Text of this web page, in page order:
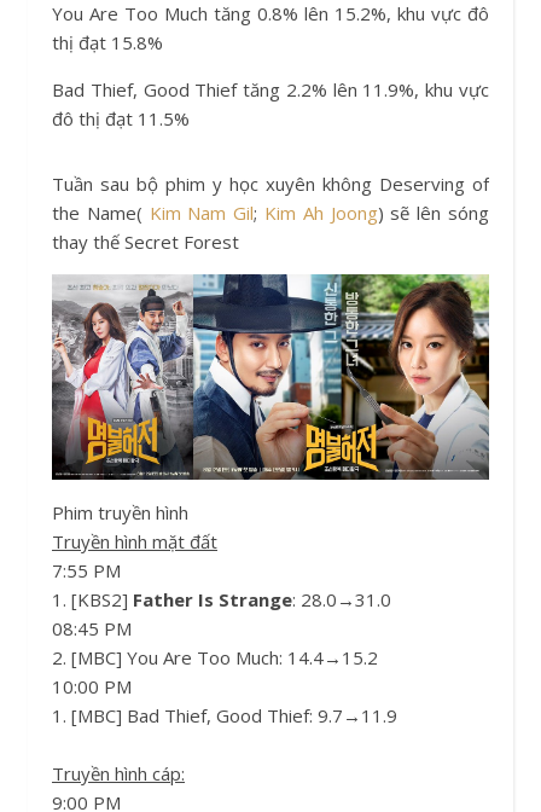
You Are Too Much tăng 0.8% lên 15.2%, khu vực đô
thị đạt 15.8%
Bad Thief, Good Thief tăng 2.2% lên 11.9%, khu vực
đô thị đạt 11.5%
Tuần sau bộ phim y học xuyên không Deserving of
the Name( Kim Nam Gil; Kim Ah Joong) sẽ lên sóng
thay thế Secret Forest
Phim truyền hình
Truyền hình mặt đất
7:55 PM
1. [KBS2] Father Is Strange: 28.0→31.0
08:45 PM
2. [MBC] You Are Too Much: 14.4→15.2
10:00 PM
1. [MBC] Bad Thief, Good Thief: 9.7→11.9
Truyền hình cáp:
9:00 PM